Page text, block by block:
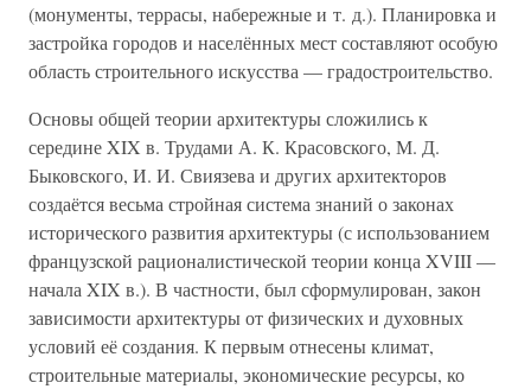
(монументы, террасы, набережные и т. д.). Планировка и
застройка городов и населённых мест составляют особую
область строительного искусства — градостроительство.
Основы общей теории архитектуры сложились к
середине XIX в. Трудами А. К. Красовского, М. Д.
Быковского, И. И. Свиязева и других архитекторов
создаётся весьма стройная система знаний о законах
исторического развития архитектуры (с использованием
французской рационалистической теории конца XVIII —
начала XIX в.). В частности, был сформулирован, закон
зависимости архитектуры от физических и духовных
условий её создания. К первым отнесены климат,
строительные материалы, экономические ресурсы, ко